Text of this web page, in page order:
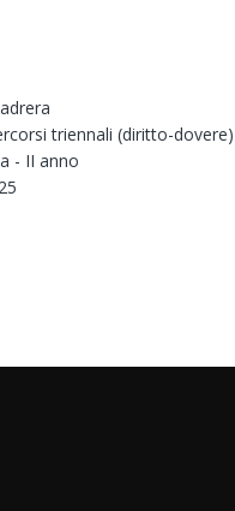
triennali (diritto-dovere)
- II anno